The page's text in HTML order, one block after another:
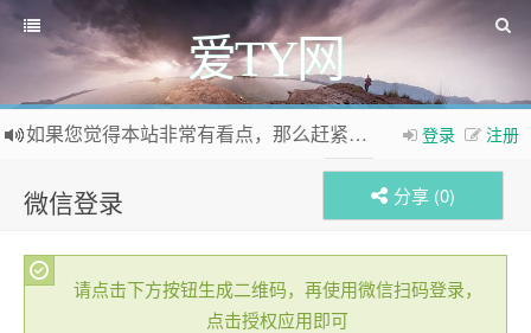
爱TY网
登录 注册
如果您觉得本站非常有看点，那么赶紧使用Ctrl+D 收藏爱TY网吧
QQ群
微信登录 分享 (0)
请点击下方按钮生成二维码，再使用微信扫码登录，
点击授权应用即可